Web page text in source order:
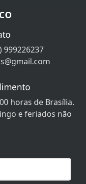
999226237
horas de Brasília.
e feriados não